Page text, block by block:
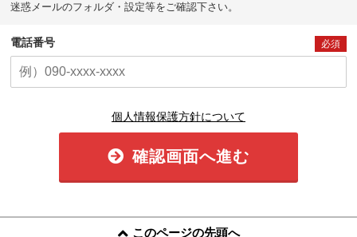
迷惑メールのフォルダ・設定等をご確認下さい。
電話番号 必須
個人情報保護方針について
確認画面へ進む
このページの先頭へ